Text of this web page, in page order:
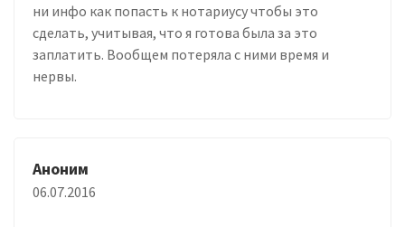
ни инфо как попасть к нотариусу чтобы это
сделать, учитывая, что я готова была за это
заплатить. Вообщем потеряла с ними время и
нервы.
Аноним
06.07.2016